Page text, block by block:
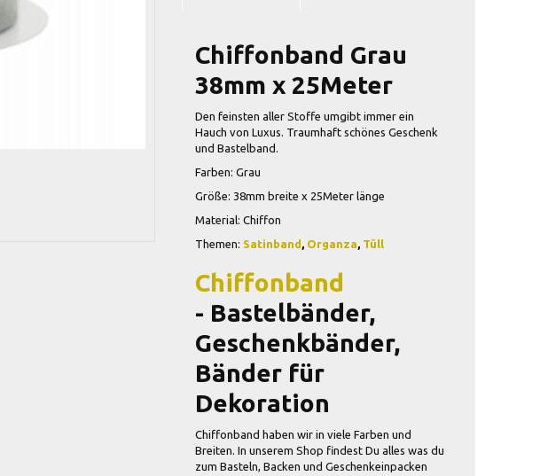
Chiffonband Grau
38mm x 25Meter
Den feinsten aller Stoffe umgibt immer ein
Hauch von Luxus. Traumhaft schönes Geschenk
und Bastelband.
Farben: Grau
Größe: 38mm breite x 25Meter länge
Material: Chiffon
Themen: Satinband Organza Tüll
Chiffonband
- Bastelbänder,
Geschenkbänder,
Bänder für
Dekoration
Chiffonband haben wir in viele Farben und
Breiten. In unserem Shop findest Du alles was du
zum Basteln, Backen und Geschenkeinpacken